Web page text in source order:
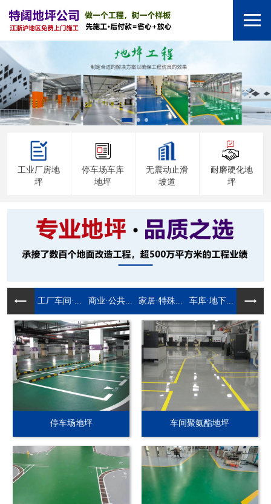
工业厂房地
坪
停车场车库
地坪
无震动止滑
坡道
耐磨硬化地
坪
工厂车间·... 商业·公共... 家居·特殊... 车库·地下...
停车场地坪 车间聚氨酯地坪